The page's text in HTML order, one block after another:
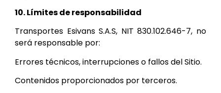
10. Límites de responsabilidad
Transportes Esivans S.A.S, NIT 830.102.646-7, no
será responsable por:
Errores técnicos, interrupciones o fallos del Sitio.
Contenidos proporcionados por terceros.